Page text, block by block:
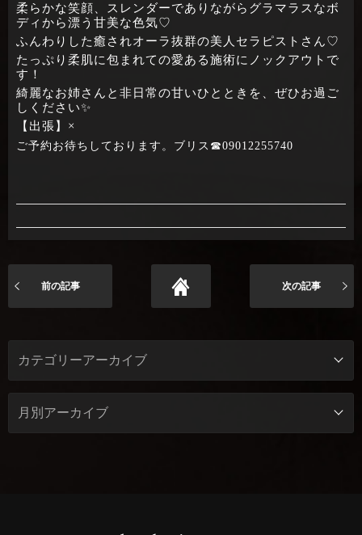
柔らかな笑顔、スレンダーでありながらグラマラスなボ
ディから漂う甘美な色気♡
ふんわりした癒されオーラ抜群の美人セラピストさん♡
たっぷり柔肌に包まれての愛ある施術にノックアウトで
す！
綺麗なお姉さんと非日常の甘いひとときを、ぜひお過ご
しください✨
【出張】×
ご予約お待ちしております。ブリス☎09012255740
前の記事 次の記事